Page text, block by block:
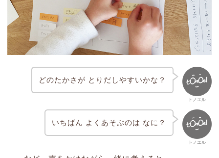
トノエル
どのたかさが とりだしやすいかな？
トノエル
いちばん よくあそぶのは なに？